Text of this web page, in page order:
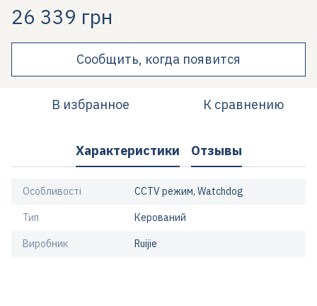
26 339 грн
Сообщить, когда появится
В избранное К сравнению
Характеристики Отзывы
Особливості CCTV режим, Watchdog
Тип Керований
Виробник Ruijie